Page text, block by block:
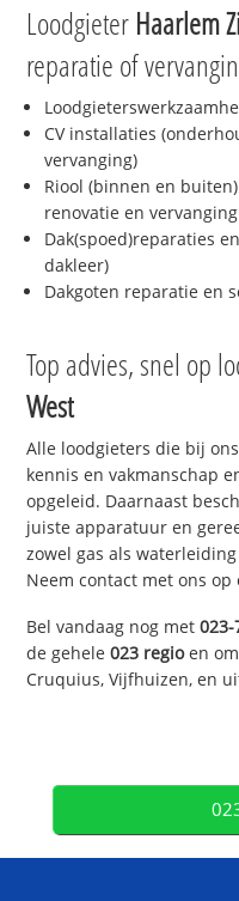
Loodgieter Haarlem
reparatie of
CV installaties
vervanging)
Riool (binnen en
renovatie en vervanging
Dak(spoed)reparaties
dakleer)
Dakgoten reparatie en
Top advies, snel op
West
Alle loodgieters die bij
kennis en vakmanschap
opgeleid. Daarnaast
juiste apparatuur en
zowel gas als
Neem contact met ons
Bel vandaag nog met023-
de gehele023 regioen
Cruquius, Vijfhuizen, en